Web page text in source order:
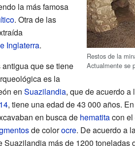
Restos de la
Actualmente se
la más famosa
. Otra de las
Inglaterra.
antigua que se tiene
es la
en Suazilandia, que de acuerdo a
, tiene una edad de 43 000 años.
en busca de hematitacon el
de colorocre. De acuerdo a
Suazilandia más de 1200 toneladas